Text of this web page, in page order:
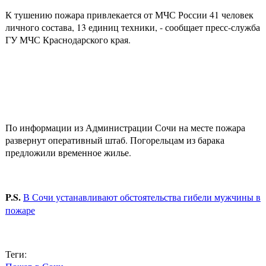
К тушению пожара привлекается от МЧС России 41 человек
личного состава, 13 единиц техники, - сообщает пресс-служба
ГУ МЧС Краснодарского края.
По информации из Администрации Сочи на месте пожара
развернут оперативный штаб. Погорельцам из барака
предложили временное жилье.
P.S.В Сочи устанавливают обстоятельства гибели мужчины в
пожаре
Теги: